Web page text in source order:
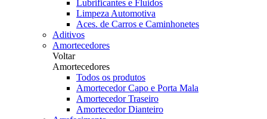
Lubrificantes e Fluidos
Limpeza Automotiva
Aces. de Carros e Caminhonetes
Aditivos
Amortecedores
Voltar
Amortecedores
Todos os produtos
Amortecedor Capo e Porta Mala
Amortecedor Traseiro
Amortecedor Dianteiro